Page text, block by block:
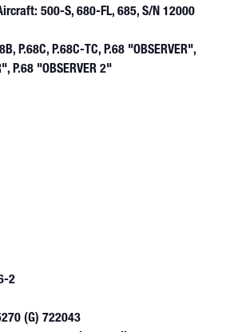
500-S, 680-FL, 685, S/N 12000
P.68C, P.68C-TC, P.68 "OBSERVER",
P.68 "OBSERVER 2"
2
(G) 722043